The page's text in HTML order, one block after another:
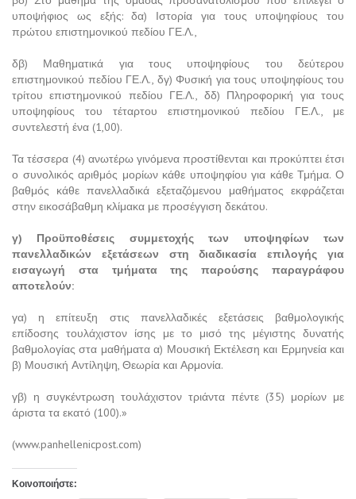
υποψήφιος ως εξής: δα) Ιστορία για τους υποψηφίους του
πρώτου επιστημονικού πεδίου ΓΕ.Λ.,
δβ) Μαθηματικά για τους υποψηφίους του δεύτερου
επιστημονικού πεδίου ΓΕ.Λ., δγ) Φυσική για τους υποψηφίους του
τρίτου επιστημονικού πεδίου ΓΕ.Λ., δδ) Πληροφορική για τους
υποψηφίους του τέταρτου επιστημονικού πεδίου ΓΕ.Λ., με
συντελεστή ένα (1,00).
Τα τέσσερα (4) ανωτέρω γινόμενα προστίθενται και προκύπτει έτσι
ο συνολικός αριθμός μορίων κάθε υποψηφίου για κάθε Τμήμα. Ο
βαθμός κάθε πανελλαδικά εξεταζόμενου μαθήματος εκφράζεται
στην εικοσάβαθμη κλίμακα με προσέγγιση δεκάτου.
γ) Προϋποθέσεις συμμετοχής των υποψηφίων των
πανελλαδικών εξετάσεων στη διαδικασία επιλογής για
εισαγωγή στα τμήματα της παρούσης παραγράφου
αποτελούν:
γα) η επίτευξη στις πανελλαδικές εξετάσεις βαθμολογικής
επίδοσης τουλάχιστον ίσης με το μισό της μέγιστης δυνατής
βαθμολογίας στα μαθήματα α) Μουσική Εκτέλεση και Ερμηνεία και
β) Μουσική Αντίληψη, Θεωρία και Αρμονία.
γβ) η συγκέντρωση τουλάχιστον τριάντα πέντε (35) μορίων με
άριστα τα εκατό (100).»
(www.panhellenicpost.com)
Κοινοποιήστε: